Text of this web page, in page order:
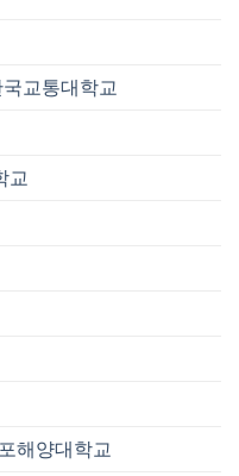
국교통대학교
교
해양대학교